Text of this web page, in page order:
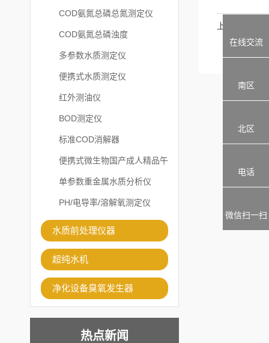
COD氨氮总磷总氮测定仪
COD氨氮总磷浊度
多参数水质测定仪
便携式水质测定仪
红外测油仪
BOD测定仪
标准COD消解器
便携式微生物国产成人精品午
夜福利APP
单参数重金属水质分析仪
PH/电导率/溶解氧测定仪
水质前处理仪器
超纯水机
净化设备臭氧发生器
热点新闻
上一篇
在线交流
南区
北区
电话
微信扫一扫